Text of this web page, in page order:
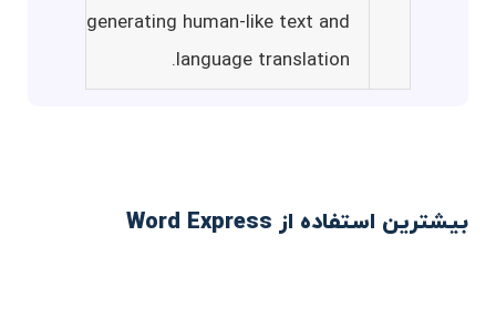
generating human-like text and
language translation.
بیشترین استفاده از Word Express